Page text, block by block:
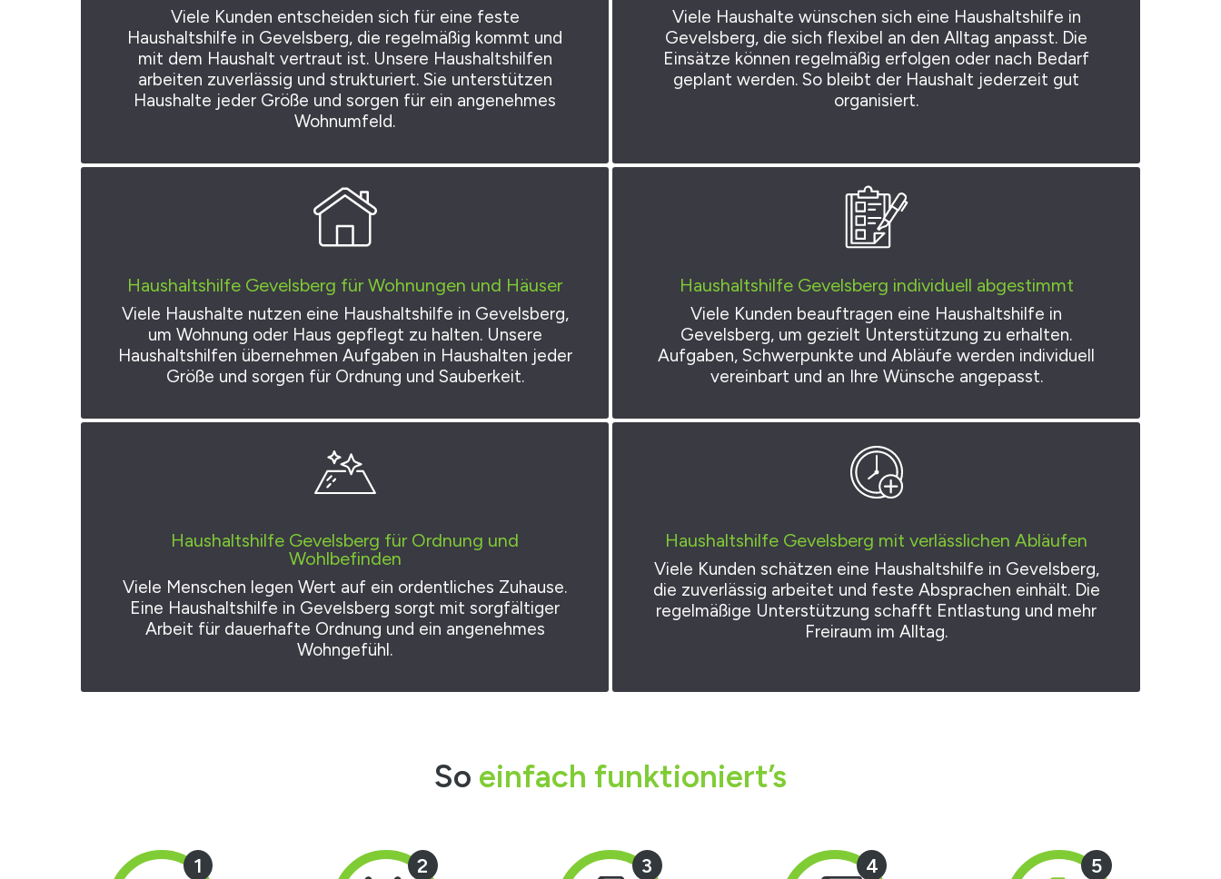
Viele Kunden entscheiden sich für eine feste
Haushaltshilfe in Gevelsberg, die regelmäßig kommt und
mit dem Haushalt vertraut ist. Unsere Haushaltshilfen
arbeiten zuverlässig und strukturiert. Sie unterstützen
Haushalte jeder Größe und sorgen für ein angenehmes
Wohnumfeld.
Viele Haushalte wünschen sich eine Haushaltshilfe in
Gevelsberg, die sich flexibel an den Alltag anpasst. Die
Einsätze können regelmäßig erfolgen oder nach Bedarf
geplant werden. So bleibt der Haushalt jederzeit gut
organisiert.
Haushaltshilfe Gevelsberg für Wohnungen und Häuser
Viele Haushalte nutzen eine Haushaltshilfe in Gevelsberg,
um Wohnung oder Haus gepflegt zu halten. Unsere
Haushaltshilfen übernehmen Aufgaben in Haushalten jeder
Größe und sorgen für Ordnung und Sauberkeit.
Haushaltshilfe Gevelsberg individuell abgestimmt
Viele Kunden beauftragen eine Haushaltshilfe in
Gevelsberg, um gezielt Unterstützung zu erhalten.
Aufgaben, Schwerpunkte und Abläufe werden individuell
vereinbart und an Ihre Wünsche angepasst.
Haushaltshilfe Gevelsberg für Ordnung und
Wohlbefinden
Viele Menschen legen Wert auf ein ordentliches Zuhause.
Eine Haushaltshilfe in Gevelsberg sorgt mit sorgfältiger
Arbeit für dauerhafte Ordnung und ein angenehmes
Wohngefühl.
Haushaltshilfe Gevelsberg mit verlässlichen Abläufen
Viele Kunden schätzen eine Haushaltshilfe in Gevelsberg,
die zuverlässig arbeitet und feste Absprachen einhält. Die
regelmäßige Unterstützung schafft Entlastung und mehr
Freiraum im Alltag.
So einfach funktioniert’s
1 2 3 4 5